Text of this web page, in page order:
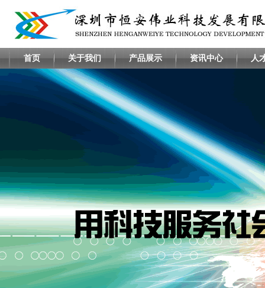
首页 关于我们 产品展示 资讯中心 人